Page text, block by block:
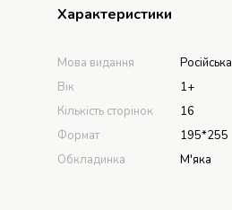
Характеристики
Мова видання
Російська
Вік
1+
Кількість сторінок
16
Формат
195*255
Обкладинка
М'яка